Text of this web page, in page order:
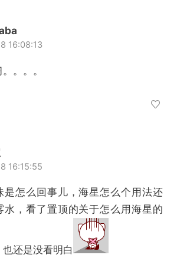
16:08:13
。。。
16:15:55
是怎么回事儿，海星怎么个用法还
水，看了置顶的关于怎么用海星的
还是没看明白